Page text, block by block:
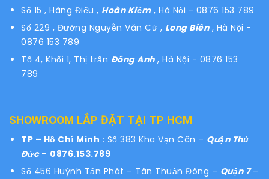
Số 15 , Hàng Điếu , Hoàn Kiếm, Hà Nội - 0876 153 789
Số 229 , Đường Nguyễn Văn Cừ , Long Biên , Hà Nội -
0876 153 789
Tổ 4, Khối 1, Thị trấn Đông Anh, Hà Nội - 0876 153
789
SHOWROOM LẮP ĐẶT TẠI TP HCM
TP – Hồ Chí Minh : Số 383 Kha Vạn Cân – Quận Thủ
Đức– 0876.153.789
Số 456 Huỳnh Tấn Phát – Tân Thuận Đông – Quận 7–